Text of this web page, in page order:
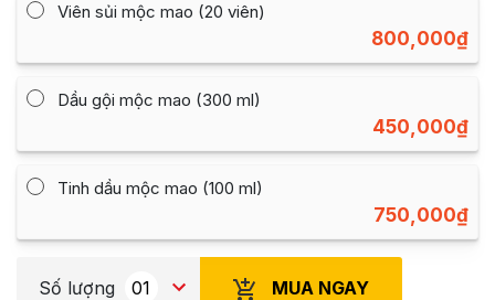
Viên sủi mộc mao (20 viên)
800,000₫
Dầu gội mộc mao (300 ml)
450,000₫
Tinh dầu mộc mao (100 ml)
750,000₫
Số lượng MUA NGAY